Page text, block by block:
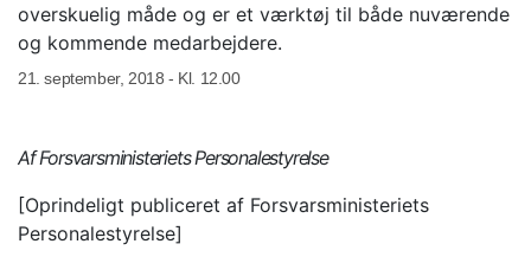
overskuelig måde og er et værktøj til både nuværende
og kommende medarbejdere.
21. september, 2018 - Kl. 12.00
Af Forsvarsministeriets Personalestyrelse
[Oprindeligt publiceret af Forsvarsministeriets
Personalestyrelse]